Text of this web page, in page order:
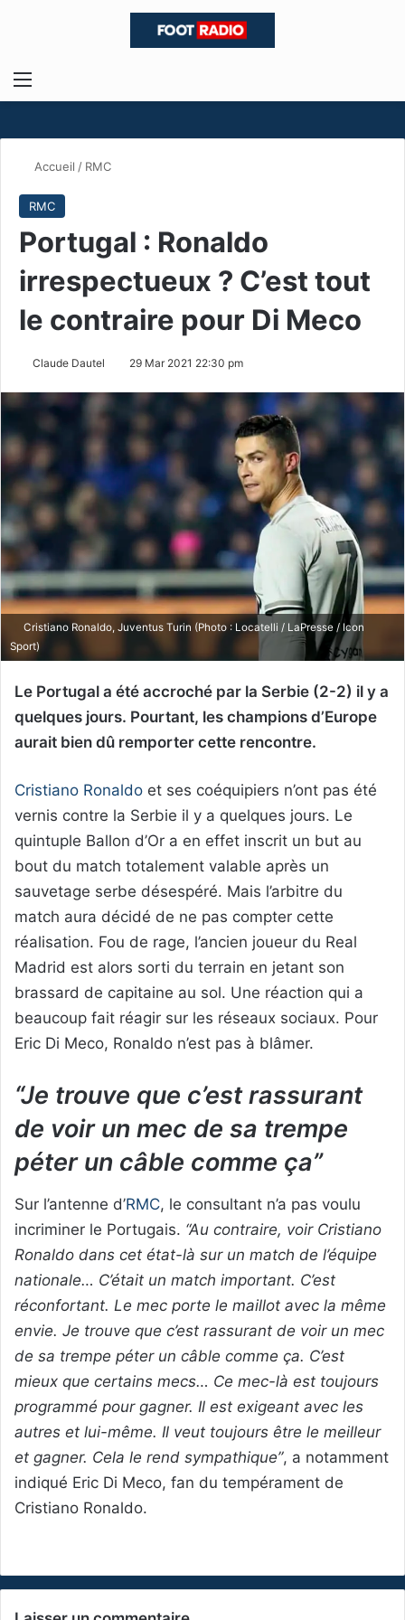
Menu
Accueil / RMC
RMC
Portugal : Ronaldo
irrespectueux ? C’est tout
le contraire pour Di Meco
Claude Dautel 29 Mar 2021 22:30 pm
Cristiano Ronaldo, Juventus Turin (Photo : Locatelli / LaPresse / Icon
Sport)
Le Portugal a été accroché par la Serbie (2-2) il y a
quelques jours. Pourtant, les champions d’Europe
aurait bien dû remporter cette rencontre.
Cristiano Ronaldo et ses coéquipiers n’ont pas été
vernis contre la Serbie il y a quelques jours. Le
quintuple Ballon d’Or a en effet inscrit un but au
bout du match totalement valable après un
sauvetage serbe désespéré. Mais l’arbitre du
match aura décidé de ne pas compter cette
réalisation. Fou de rage, l’ancien joueur du Real
Madrid est alors sorti du terrain en jetant son
brassard de capitaine au sol. Une réaction qui a
beaucoup fait réagir sur les réseaux sociaux. Pour
Eric Di Meco, Ronaldo n’est pas à blâmer.
“Je trouve que c’est rassurant
de voir un mec de sa trempe
péter un câble comme ça”
Sur l’antenne d’RMC, le consultant n’a pas voulu
incriminer le Portugais. “Au contraire, voir Cristiano
Ronaldo dans cet état-là sur un match de l’équipe
nationale… C’était un match important. C’est
réconfortant. Le mec porte le maillot avec la même
envie. Je trouve que c’est rassurant de voir un mec
de sa trempe péter un câble comme ça. C’est
mieux que certains mecs… Ce mec-là est toujours
programmé pour gagner. Il est exigeant avec les
autres et lui-même. Il veut toujours être le meilleur
et gagner. Cela le rend sympathique”, a notamment
indiqué Eric Di Meco, fan du tempérament de
Cristiano Ronaldo.